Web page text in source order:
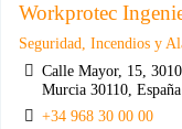
Workprotec
Seguridad, Incendios y
Calle Mayor, 15,
Murcia 30110, España
+34 968 30 00 00